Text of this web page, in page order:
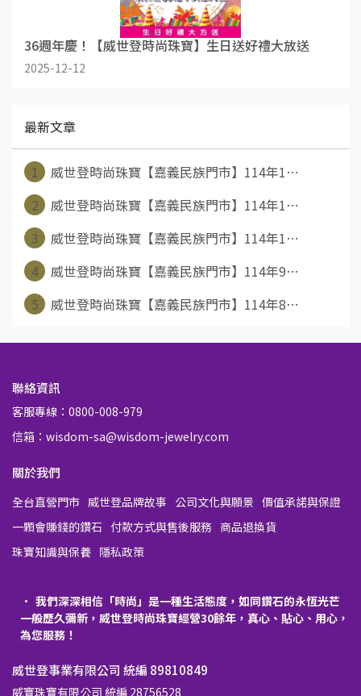
36週年慶！【威世登時尚珠寶】生日送好禮大放送
2025-12-12
最新文章
1
威世登時尚珠寶【嘉義民族門市】114年1⋯
2
威世登時尚珠寶【嘉義民族門市】114年1⋯
3
威世登時尚珠寶【嘉義民族門市】114年1⋯
4
威世登時尚珠寶【嘉義民族門市】114年9⋯
5
威世登時尚珠寶【嘉義民族門市】114年8⋯
聯絡資訊
客服專線：0800-008-979
信箱：wisdom-sa@wisdom-jewelry.com
關於我們
全台直營門市 威世登品牌故事 公司文化與願景 價值承諾與保證
一顆會賺錢的鑽石 付款方式與售後服務 商品退換貨
珠寶知識與保養 隱私政策
我們深深相信「時尚」是一種生活態度，如同鑽石的永恆光芒
一般歷久彌新，威世登時尚珠寶經營30餘年，真心、貼心、用心，
為您服務！
威世登事業有限公司 統編 89810849
威寶珠寶有限公司 統編 28756528